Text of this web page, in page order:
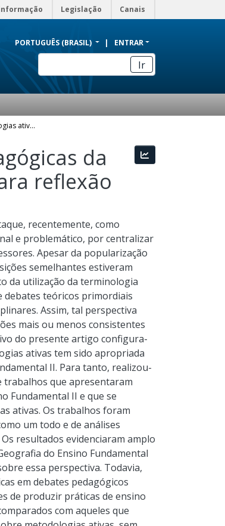
Legislação Canais
PORTUGUÊS (BRASIL) ENTRAR
Ir
A inserção das metodologias ativas em práticas pedagógicas da geografia no ensino fundamental II: alguns pontos para reflexão
da
reflexão
recentemente, como
e problemático, por centralizar
Apesar da popularização
semelhantes estiveram
da utilização da terminologia
debates teóricos primordiais
Assim, tal perspectiva
mais ou menos consistentes
do presente artigo configura-
ativas tem sido apropriada
II. Para tanto, realizou-
trabalhos que apresentaram
Fundamental II e que se
ativas. Os trabalhos foram
um todo e de análises
resultados evidenciaram amplo
do Ensino Fundamental
essa perspectiva. Todavia,
em debates pedagógicos
de produzir práticas de ensino
com aqueles que